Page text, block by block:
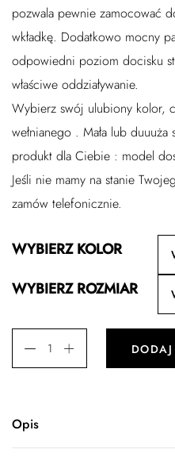
pozwala pewnie zamocować
wkładkę. Dodatkowo mocny
odpowiedni poziom docisku
właściwe oddziaływanie.
Wybierz swój ulubiony kolor,
wełnianego . Mała lub
produkt dla Ciebie : model
Jeśli nie mamy na stanie
zamów telefonicznie.
WYBIERZ KOLOR
WYBIERZ ROZMIAR
Opis